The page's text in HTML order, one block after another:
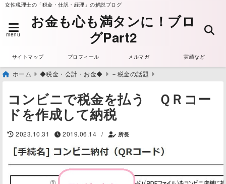
女性税理士の「税金・仕訳・経理」の解説ブログ
menu
お金も心も満タンに！ブロ
グPart2
サイトマップ プロフィール メルマガ 実績など
ホーム ◆税金・会計・お金◆ －税金の話題
コンビニで税金を払う ＱＲコー
ドを作成して納税
2023.10.31 2019.06.14 / 所長